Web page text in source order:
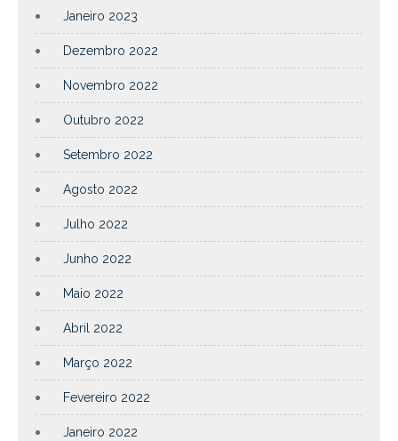
Janeiro 2023
Dezembro 2022
Novembro 2022
Outubro 2022
Setembro 2022
Agosto 2022
Julho 2022
Junho 2022
Maio 2022
Abril 2022
Março 2022
Fevereiro 2022
Janeiro 2022